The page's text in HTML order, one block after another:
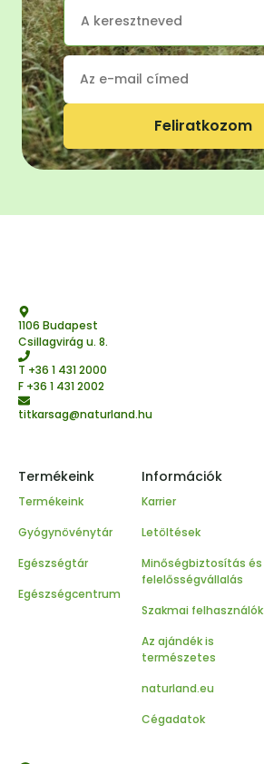
Feliratkozom
1106 Budapest
Csillagvirág u. 8.
T +36 1 431 2000
F +36 1 431 2002
titkarsag@naturland.hu
Termékeink
Termékeink
Gyógynövénytár
Egészségtár
Egészségcentrum
Információk
Karrier
Letöltések
Minőségbiztosítás és
felelősségvállalás
Szakmai felhasználók
Az ajándék is
természetes
naturland.eu
Cégadatok